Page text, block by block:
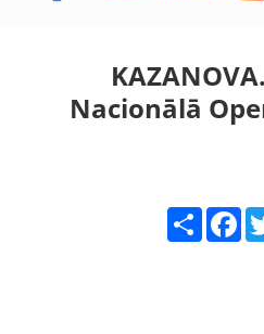
Nacionālā
Facebook